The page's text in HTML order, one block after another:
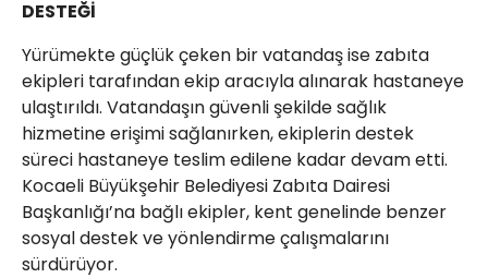
DESTEĞİ
Yürümekte güçlük çeken bir vatandaş ise zabıta
ekipleri tarafından ekip aracıyla alınarak hastaneye
ulaştırıldı. Vatandaşın güvenli şekilde sağlık
hizmetine erişimi sağlanırken, ekiplerin destek
süreci hastaneye teslim edilene kadar devam etti.
Kocaeli Büyükşehir Belediyesi Zabıta Dairesi
Başkanlığı’na bağlı ekipler, kent genelinde benzer
sosyal destek ve yönlendirme çalışmalarını
sürdürüyor.